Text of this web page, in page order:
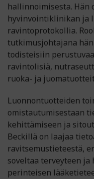
hallinnoimisesta. Hän
hyvinvointiklinikan ja
ravintoprotokollia.
tutkimusjohtajana
todisteisiin
ravintolisiä,
ruoka- ja
Luonnontuotteiden
omistautumisestaan
kehittämiseen ja
Beckillä on laajaa
ravitsemustieteestä,
soveltaa terveyteen ja
perinteisen